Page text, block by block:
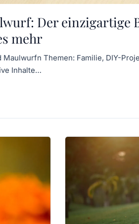
Der einzigartige
mehr
Maulwurfn Themen: Familie, DIY-
Inhalte…